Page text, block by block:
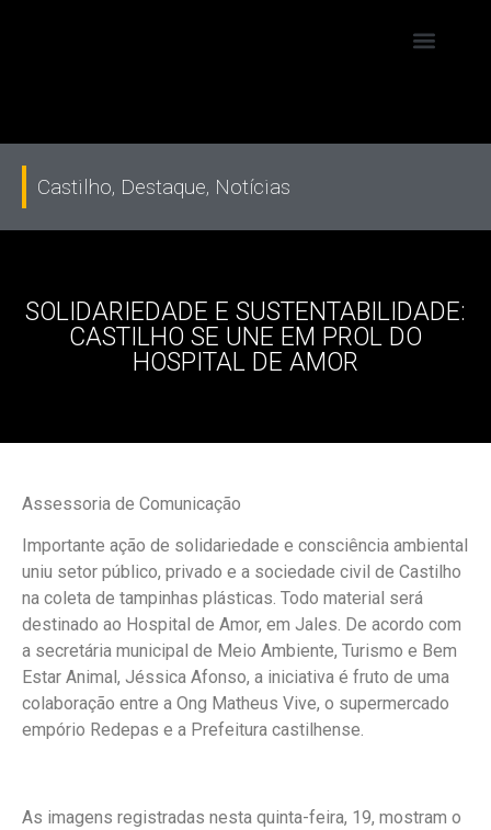
Castilho, Destaque, Notícias
SOLIDARIEDADE E SUSTENTABILIDADE:
CASTILHO SE UNE EM PROL DO
HOSPITAL DE AMOR
Assessoria de Comunicação
Importante ação de solidariedade e consciência ambiental
uniu setor público, privado e a sociedade civil de Castilho
na coleta de tampinhas plásticas. Todo material será
destinado ao Hospital de Amor, em Jales. De acordo com
a secretária municipal de Meio Ambiente, Turismo e Bem
Estar Animal, Jéssica Afonso, a iniciativa é fruto de uma
colaboração entre a Ong Matheus Vive, o supermercado
empório Redepas e a Prefeitura castilhense.
As imagens registradas nesta quinta-feira, 19, mostram o